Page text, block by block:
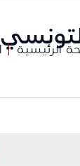
التونسي
الرئيسية